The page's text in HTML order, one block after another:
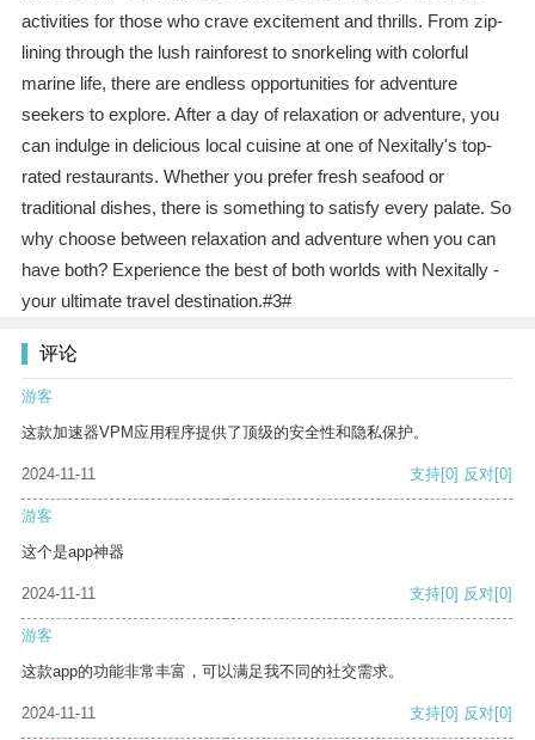
activities for those who crave excitement and thrills. From zip-
lining through the lush rainforest to snorkeling with colorful
marine life, there are endless opportunities for adventure
seekers to explore. After a day of relaxation or adventure, you
can indulge in delicious local cuisine at one of Nexitally's top-
rated restaurants. Whether you prefer fresh seafood or
traditional dishes, there is something to satisfy every palate. So
why choose between relaxation and adventure when you can
have both? Experience the best of both worlds with Nexitally -
your ultimate travel destination.#3#
评论
游客
这款加速器VPM应用程序提供了顶级的安全性和隐私保护。
2024-11-11 支持[0] 反对[0]
游客
这个是app神器
2024-11-11 支持[0] 反对[0]
游客
这款app的功能非常丰富，可以满足我不同的社交需求。
2024-11-11 支持[0] 反对[0]